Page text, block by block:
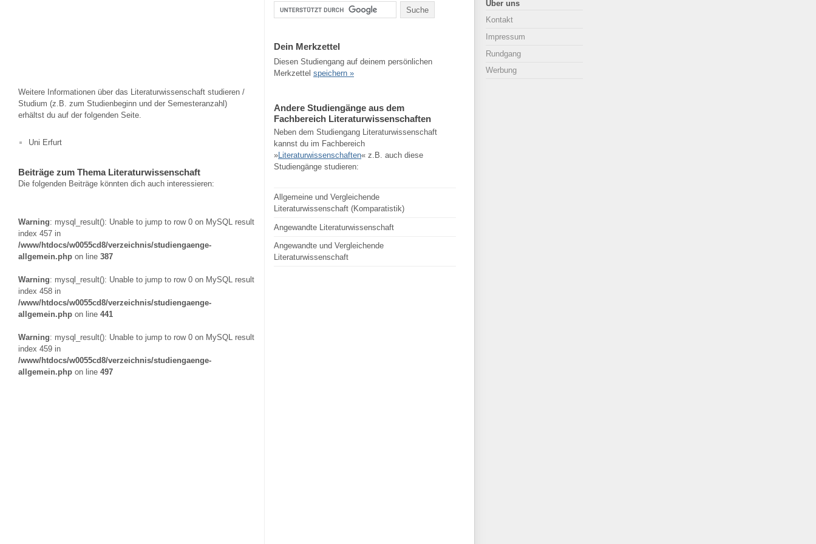
Weitere Informationen über das Literaturwissenschaft studieren /
Studium (z.B. zum Studienbeginn und der Semesteranzahl)
erhältst du auf der folgenden Seite.
Uni Erfurt
Beiträge zum Thema Literaturwissenschaft
Die folgenden Beiträge könnten dich auch interessieren:
Warning: mysql_result(): Unable to jump to row 0 on MySQL result
index 457 in
/www/htdocs/w0055cd8/verzeichnis/studiengaenge-
allgemein.php on line 387
Warning: mysql_result(): Unable to jump to row 0 on MySQL result
index 458 in
/www/htdocs/w0055cd8/verzeichnis/studiengaenge-
allgemein.php on line 441
Warning: mysql_result(): Unable to jump to row 0 on MySQL result
index 459 in
/www/htdocs/w0055cd8/verzeichnis/studiengaenge-
allgemein.php on line 497
Dein Merkzettel
Diesen Studiengang auf deinem persönlichen
Merkzettel speichern »
Andere Studiengänge aus dem
Fachbereich Literaturwissenschaften
Neben dem Studiengang Literaturwissenschaft
kannst du im Fachbereich
»Literaturwissenschaften« z.B. auch diese
Studiengänge studieren:
Allgemeine und Vergleichende
Literaturwissenschaft (Komparatistik)
Angewandte Literaturwissenschaft
Angewandte und Vergleichende
Literaturwissenschaft
Über uns
Kontakt
Impressum
Rundgang
Werbung